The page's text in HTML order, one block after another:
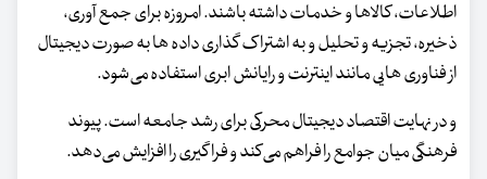
اطلاعات، کالاها و خدمات داشته باشند. امروزه برای جمع آوری،
ذخیره، تجزیه و تحلیل و به اشتراک گذاری داده ها به صورت دیجیتال
از فناوری هایی مانند اینترنت و رایانش ابری استفاده می‌شود.
و در نهایت اقتصاد دیجیتال محرکی برای رشد جامعه است. پیوند
فرهنگی میان جوامع را فراهم می‌کند و فراگیری را افزایش می‌دهد.